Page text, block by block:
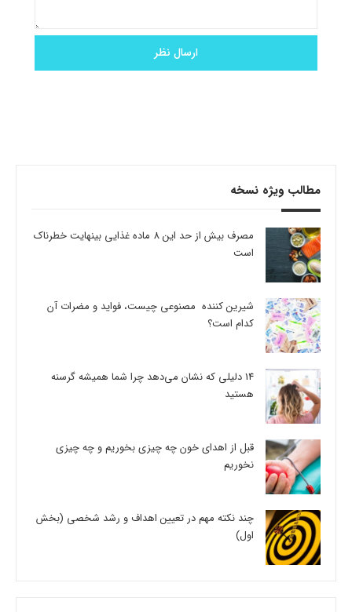
مطالب ویژه نسخه
مصرف بیش از حد این 8 ماده غذایی بینهایت خطرناک
است
شیرین کننده مصنوعی چیست، فواید و مضرات آن
کدام است؟
14 دلیلی که نشان می‌دهد چرا شما همیشه گرسنه
هستید
قبل از اهدای خون چه چیزی بخوریم و چه چیزی
نخوریم
چند نکته مهم در تعیین اهداف و رشد شخصی (بخش
اول)